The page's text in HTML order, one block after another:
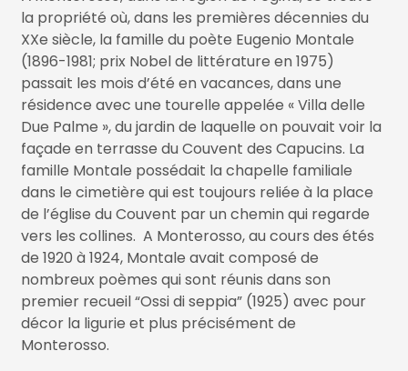
la propriété où, dans les premières décennies du
XXe siècle, la famille du poète Eugenio Montale
(1896-1981; prix Nobel de littérature en 1975)
passait les mois d’été en vacances, dans une
résidence avec une tourelle appelée « Villa delle
Due Palme », ​​du jardin de laquelle on pouvait voir la
façade en terrasse du Couvent des Capucins. La
famille Montale possédait la chapelle familiale
dans le cimetière qui est toujours reliée à la place
de l’église du Couvent par un chemin qui regarde
vers les collines. A Monterosso, au cours des étés
de 1920 à 1924, Montale avait composé de
nombreux poèmes qui sont réunis dans son
premier recueil “Ossi di seppia” (1925) avec pour
décor la ligurie et plus précisément de
Monterosso.